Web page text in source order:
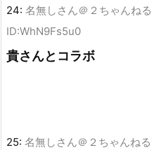
24: 名無しさん＠２ちゃんねる
ID:WhN9Fs5u0
貴さんとコラボ
25: 名無しさん＠２ちゃんねる